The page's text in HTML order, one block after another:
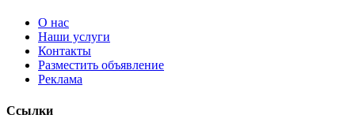
О нас
Наши услуги
Контакты
Разместить объявление
Реклама
Ссылки